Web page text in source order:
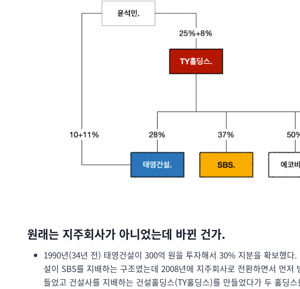
원래는 지주회사가 아니었는데 바뀐 건가.
1990년(34년 전) 태영건설이 300억 원을 투자해서 30% 지분을 확보했다
설이 SBS를 지배하는 구조였는데 2008년에 지주회사로 전환하면서 먼저
들었고 건설사를 지배하는 건설홀딩스(TY홀딩스)를 만들었다가 두 홀딩